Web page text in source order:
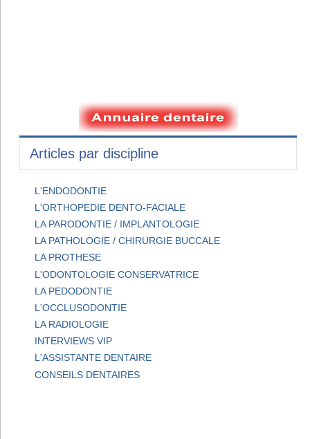
Articles par discipline
L'ENDODONTIE
L'ORTHOPEDIE DENTO-FACIALE
LA PARODONTIE / IMPLANTOLOGIE
LA PATHOLOGIE / CHIRURGIE BUCCALE
LA PROTHESE
L'ODONTOLOGIE CONSERVATRICE
LA PEDODONTIE
L'OCCLUSODONTIE
LA RADIOLOGIE
INTERVIEWS VIP
L'ASSISTANTE DENTAIRE
CONSEILS DENTAIRES